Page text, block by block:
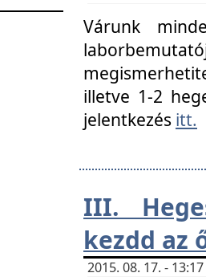
Várunk
illetve 1-2
jelentkezés itt.
III.
kezdd az
2015. 08. 17. -